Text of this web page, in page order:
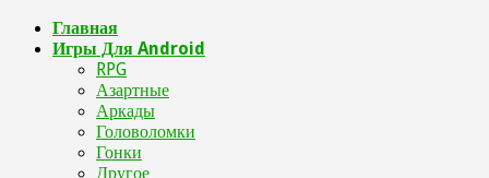
Главная
Игры Для Android
RPG
Азартные
Аркады
Головоломки
Гонки
Другое